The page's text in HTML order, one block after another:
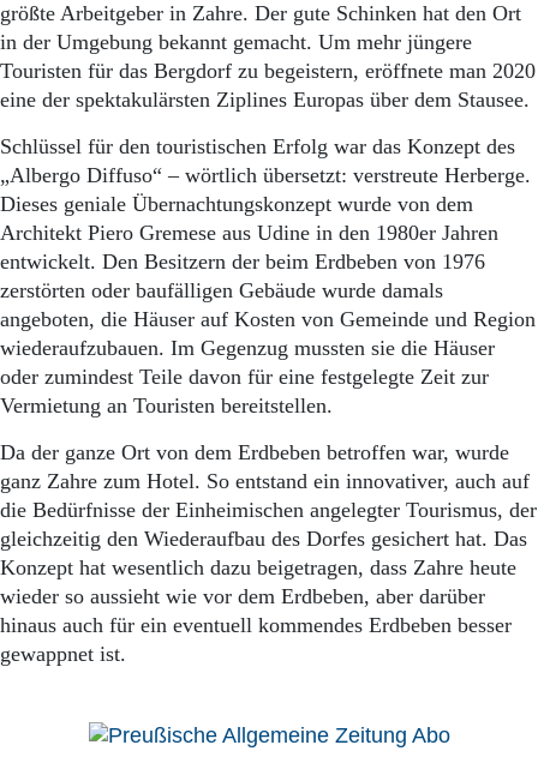
größte Arbeitgeber in Zahre. Der gute Schinken hat den Ort
in der Umgebung bekannt gemacht. Um mehr jüngere
Touristen für das Bergdorf zu begeistern, eröffnete man 2020
eine der spektakulärsten Ziplines Europas über dem Stausee.
Schlüssel für den touristischen Erfolg war das Konzept des
„Albergo Diffuso“ – wörtlich übersetzt: verstreute Herberge.
Dieses geniale Übernachtungskonzept wurde von dem
Architekt Piero Gremese aus Udine in den 1980er Jahren
entwickelt. Den Besitzern der beim Erdbeben von 1976
zerstörten oder baufälligen Gebäude wurde damals
angeboten, die Häuser auf Kosten von Gemeinde und Region
wiederaufzubauen. Im Gegenzug mussten sie die Häuser
oder zumindest Teile davon für eine festgelegte Zeit zur
Vermietung an Touristen bereitstellen.
Da der ganze Ort von dem Erdbeben betroffen war, wurde
ganz Zahre zum Hotel. So entstand ein innovativer, auch auf
die Bedürfnisse der Einheimischen angelegter Tourismus, der
gleichzeitig den Wiederaufbau des Dorfes gesichert hat. Das
Konzept hat wesentlich dazu beigetragen, dass Zahre heute
wieder so aussieht wie vor dem Erdbeben, aber darüber
hinaus auch für ein eventuell kommendes Erdbeben besser
gewappnet ist.